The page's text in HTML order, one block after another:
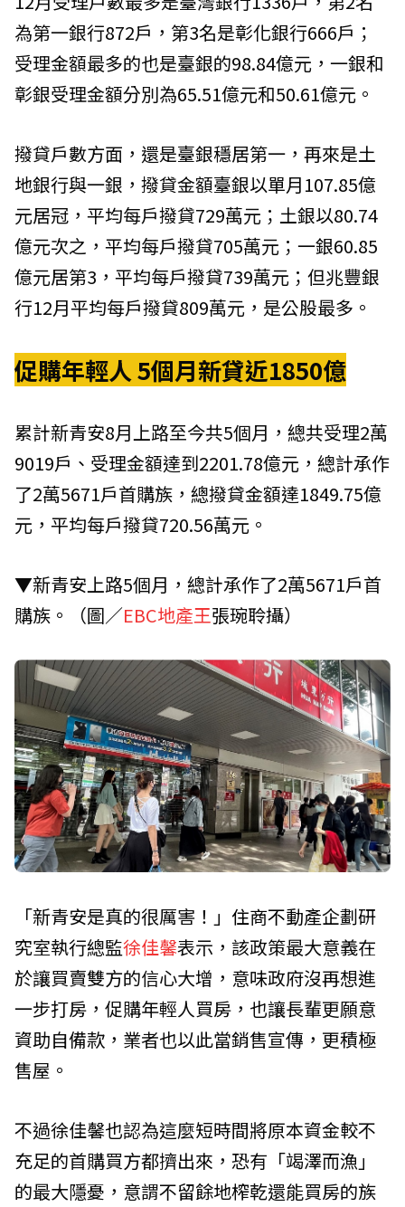
為第一銀行872戶，第3名是彰化銀行666戶；
受理金額最多的也是臺銀的98.84億元，一銀和
彰銀受理金額分別為65.51億元和50.61億元。
撥貸戶數方面，還是臺銀穩居第一，再來是土
地銀行與一銀，撥貸金額臺銀以單月107.85億
元居冠，平均每戶撥貸729萬元；土銀以80.74
億元次之，平均每戶撥貸705萬元；一銀60.85
億元居第3，平均每戶撥貸739萬元；但兆豐銀
行12月平均每戶撥貸809萬元，是公股最多。
促購年輕人 5個月新貸近1850億
累計新青安8月上路至今共5個月，總共受理2萬
9019戶、受理金額達到2201.78億元，總計承作
了2萬5671戶首購族，總撥貸金額達1849.75億
元，平均每戶撥貸720.56萬元。
▼新青安上路5個月，總計承作了2萬5671戶首
購族。（圖／EBC地產王張琬聆攝）
「新青安是真的很厲害！」 住商不動產企劃研
究室執行總監徐佳馨表示，該政策最大意義在
於讓買賣雙方的信心大增，意味政府沒再想進
一步打房，促購年輕人買房，也讓長輩更願意
資助自備款，業者也以此當銷售宣傳，更積極
售屋。
不過徐佳馨也認為這麼短時間將原本資金較不
充足的首購買方都擠出來，恐有「竭澤而漁」
的最大隱憂，意謂不留餘地榨乾還能買房的族